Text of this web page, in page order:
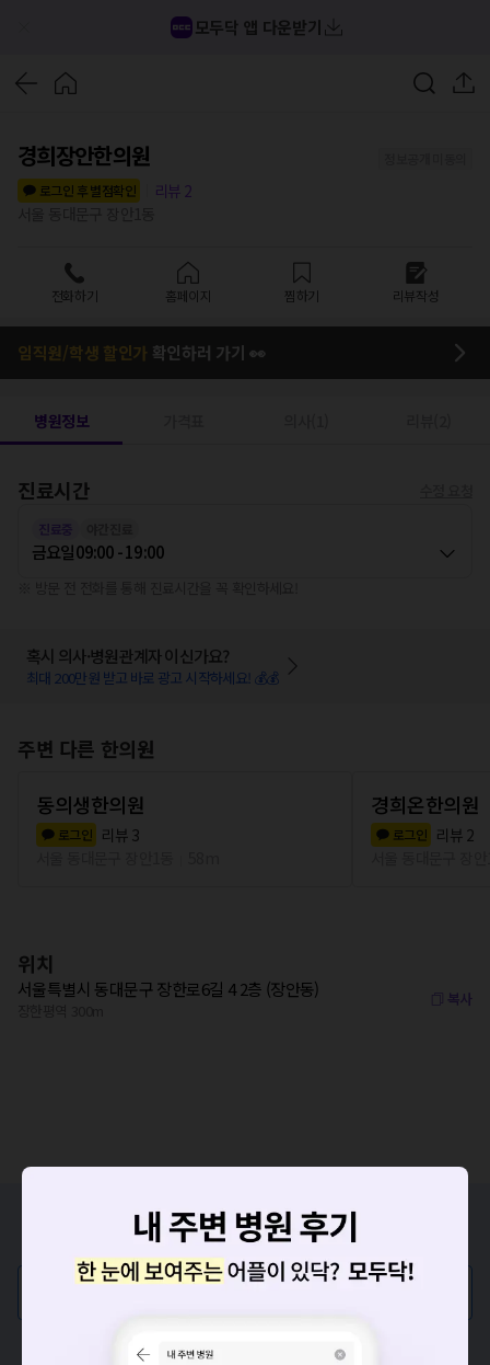
모두닥 앱 다운받기
경희장안한의원
로그인 후 별점확인
리뷰 2
전화하기 홈페이지 찜하기 리뷰작성
임직원/학생 할인가 확인하러 가기 👀
병원정보
진료시간
진료중
금요일09:00 - 19:00
혹시 의사·병원관계자 이신가요?
최대 200만원 받고 바로 광고 시작하세요! 💰💰
주변 다른 한의원
동의생한의원
로그인 리뷰 3
경희온한의원
로그인 리뷰 2
위치
서울특별시 동대문구 장한로6길 4 2층 (장안동) 복사
증상/치료, 궁금한 점이 있나요?
💬 무엇이든 물어보세요